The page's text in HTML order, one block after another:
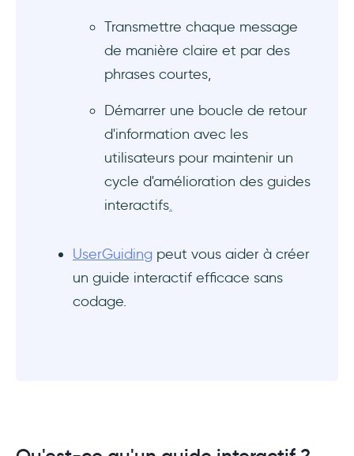
Transmettre chaque message
de manière claire et par des
phrases courtes,
Démarrer une boucle de retour
d'information avec les
utilisateurs pour maintenir un
cycle d'amélioration des guides
interactifs.‍
UserGuiding peut vous aider à créer
un guide interactif efficace sans
codage.